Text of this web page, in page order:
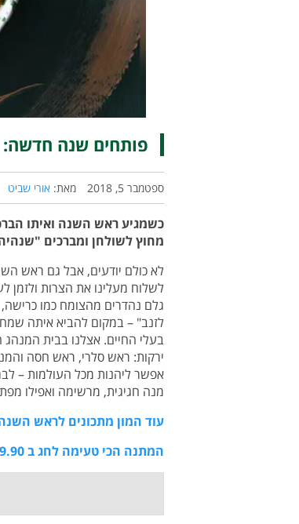
פותחים שנה חדשה:
ספטמבר 5, 2018 מאת: אורי שביט
כשמגיע ראש השנה ואיתו
מחוץ לשולחן ומברכים
לא כולם יודעים, אבל גם ראש
לשלוח מעלינו את הצרות ולזמן
גלם נהדרים מהצומח כמו
לזנב" – במקום להביא איתה
בעלי החיים. אצלנו בבית המנהג
ירקות: ראש סלרי, ראש חסה
אפשר ליהנות מכל העולמות –
מנה חגיגית, מרשימה ואפילו
עוד המון מתכונים לראש
המתנה הכי טעימה לחג ב 49.90 ש"ח בלבד!